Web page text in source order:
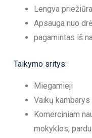
Lengva priežiūra
Apsauga nuo
pagamintas iš
Taikymo sritys:
Miegamieji
Vaikų kambarys
Komerciniam
mokyklos,